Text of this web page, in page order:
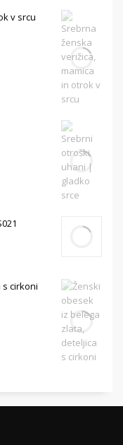
v srcu
cirkoni